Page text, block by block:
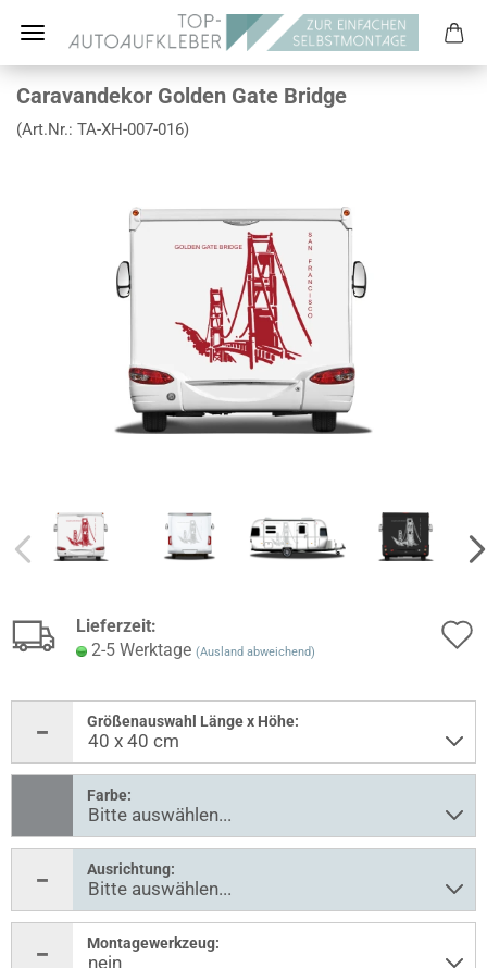
Caravandekor Golden Gate Bridge
(Art.Nr.: TA-XH-007-016)
Lieferzeit:
2-5 Werktage (Ausland abweichend)
Größenauswahl Länge x Höhe:
Farbe:
Ausrichtung:
Montagewerkzeug: